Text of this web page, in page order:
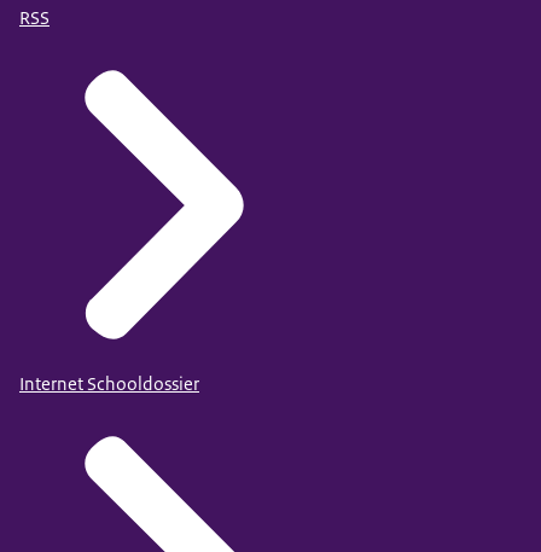
RSS
Internet Schooldossier